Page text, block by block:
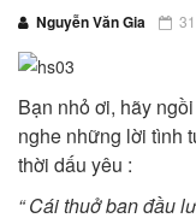
Nguyễn Văn Gia
Bạn nhỏ ơi, hãy
nghe những lời tình
thời dấu yêu :
“ Cái thuở ban đầu